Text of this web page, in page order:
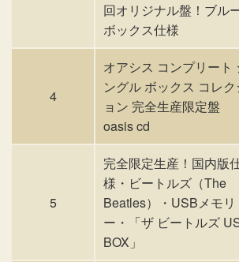
回オリジナル盤！ブル
ボックス仕様
4
オアシス コンプリート
ングル ボックス コレク
ョン 完全生産限定盤
oasis cd
5
完全限定生産！国内版
様・ビートルズ（The
Beatles）・USBメモリ
ー・「ザ ビートルズ
BOX」